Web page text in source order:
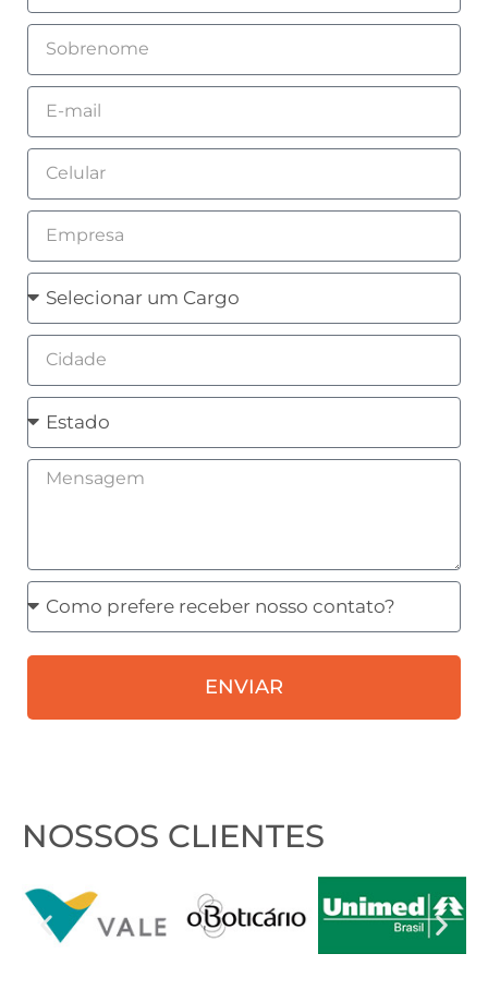
Sobrenome
Email
Celular
Empresa
Cargo
Cidade
Estado
Mensagem
Como
prefere
receber
contato?
ENVIAR
NOSSOS CLIENTES